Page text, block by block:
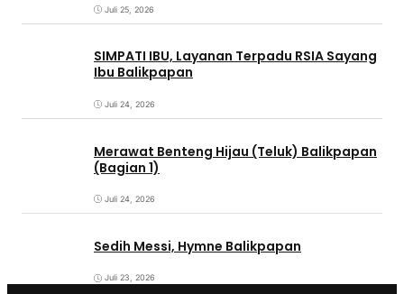
Juli 25, 2026
SIMPATI IBU, Layanan Terpadu RSIA Sayang
Ibu Balikpapan
Juli 24, 2026
Merawat Benteng Hijau (Teluk) Balikpapan
(Bagian 1)
Juli 24, 2026
Sedih Messi, Hymne Balikpapan
Juli 23, 2026